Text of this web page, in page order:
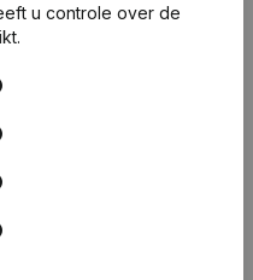
u controle over de
Internationaal zoeken